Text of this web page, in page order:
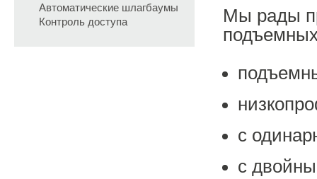
Автоматические шлагбаумы
Контроль доступа
Мы рады
с
с